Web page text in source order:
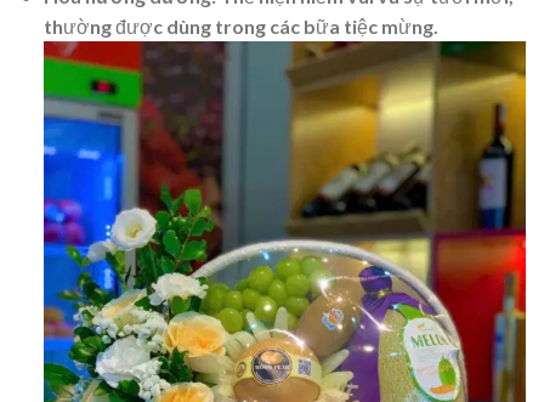
thường được dùng trong các bữa tiệc mừng.